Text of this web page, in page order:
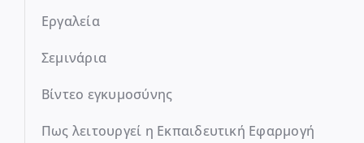
Εργαλεία
Σεμινάρια
Βίντεο εγκυμοσύνης
Πως λειτουργεί η Εκπαιδευτική Εφαρμογή